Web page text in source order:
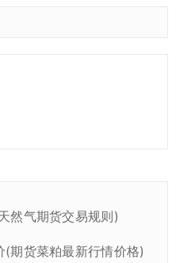
然气期货交易规则)
期货菜粕最新行情价格)